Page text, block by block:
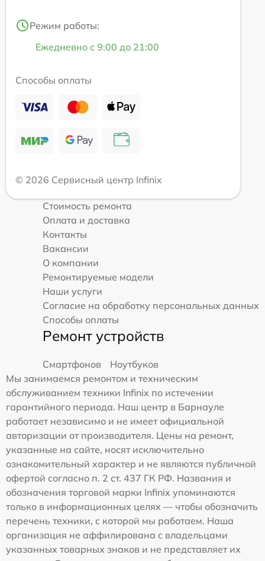
Режим работы:
Ежедневно с 9:00 до 21:00
Способы оплаты
© 2026 Сервисный центр Infinix
Стоимость ремонта
Оплата и доставка
Контакты
Вакансии
О компании
Ремонтируемые модели
Наши услуги
Согласие на обработку персональных данных
Способы оплаты
Ремонт устройств
Смартфонов
Ноутбуков
Мы занимаемся ремонтом и техническим
обслуживанием техники Infinix по истечении
гарантийного периода. Наш центр в Барнауле
работает независимо и не имеет официальной
авторизации от производителя. Цены на ремонт,
указанные на сайте, носят исключительно
ознакомительный характер и не являются публичной
офертой согласно п. 2 ст. 437 ГК РФ. Названия и
обозначения торговой марки Infinix упоминаются
только в информационных целях — чтобы обозначить
перечень техники, с которой мы работаем. Наша
организация не аффилирована с владельцами
указанных товарных знаков и не представляет их